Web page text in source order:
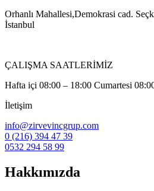
Orhanlı Mahallesi,Demokrasi cad.
İstanbul
ÇALIŞMA SAATLERİMİZ
Hafta içi 08:00 – 18:00 Cumartesi
İletişim
info@zirvevincgrup.com
0 (216) 394 47 39
0532 294 58 99
Hakkımızda